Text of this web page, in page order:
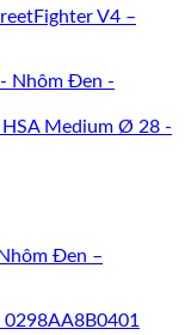
V4 –
Đen –